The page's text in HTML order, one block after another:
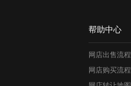
帮助中心
网店出售流程
网店购买流程